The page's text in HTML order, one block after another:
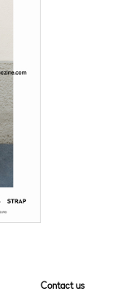
Contact us